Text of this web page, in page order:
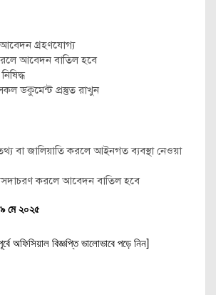
গ্রহণযোগ্য
আবেদন বাতিল হবে
ডকুমেন্ট প্রস্তুত রাখুন
বা জালিয়াতি করলে আইনগত ব্যবস্থা নেওয়া
করলে আবেদন বাতিল হবে
মে ২০২৫
অফিসিয়াল বিজ্ঞপ্তি ভালোভাবে পড়ে নিন]